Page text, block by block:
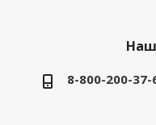
8-800-200-37-